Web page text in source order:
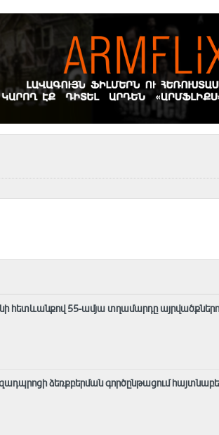
հետևանքով 55-ամյա տղամարդը
ձեռքբերման գործընթացում